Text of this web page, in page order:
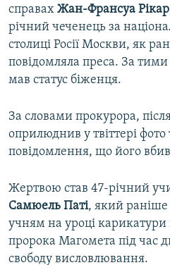
справах Жан-Франсуа Рікар
річний чеченець за
столиці Росії Москви, як
повідомляла преса. За
мав статус біженця.
За словами прокурора,
оприлюднив у твіттері фото
повідомлення, що його
Жертвою став 47-річний
Самюель Паті, який раніше
учням на уроці
пророка Магомета під час
свободу висловлювання.